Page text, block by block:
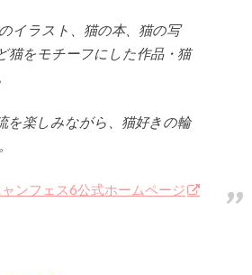
イラスト、猫の本、猫の写
猫をモチーフにした作品・猫
を楽しみながら、猫好きの輪
ャンフェス6公式ホームページ